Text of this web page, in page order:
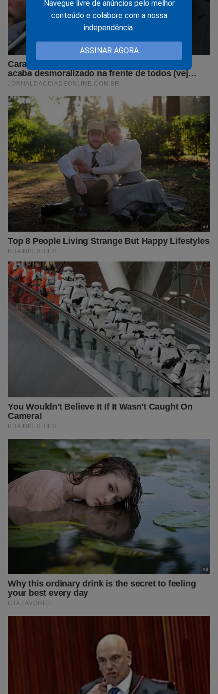
Navegue livre de anúncios pelo melhor
conteúdo e colabore com a nossa
independência.
ASSINAR AGORA